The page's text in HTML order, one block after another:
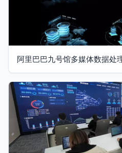
阿里巴巴九号馆多媒体数据处